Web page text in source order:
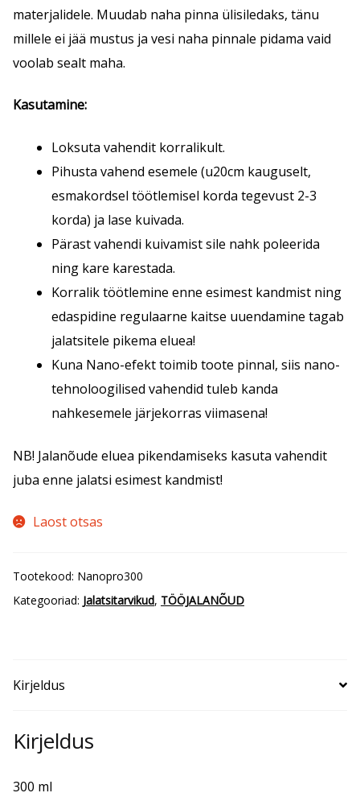
materjalidele. Muudab naha pinna ülisiledaks, tänu
millele ei jää mustus ja vesi naha pinnale pidama vaid
voolab sealt maha.
Kasutamine:
Loksuta vahendit korralikult.
Pihusta vahend esemele (u20cm kauguselt,
esmakordsel töötlemisel korda tegevust 2-3
korda) ja lase kuivada.
Pärast vahendi kuivamist sile nahk poleerida
ning kare karestada.
Korralik töötlemine enne esimest kandmist ning
edaspidine regulaarne kaitse uuendamine tagab
jalatsitele pikema eluea!
Kuna Nano-efekt toimib toote pinnal, siis nano-
tehnoloogilised vahendid tuleb kanda
nahkesemele järjekorras viimasena!
NB! Jalanõude eluea pikendamiseks kasuta vahendit
juba enne jalatsi esimest kandmist!
Laost otsas
Tootekood: Nanopro300
Kategooriad: Jalatsitarvikud, TÖÖJALANÕUD
Kirjeldus
Kirjeldus
300 ml